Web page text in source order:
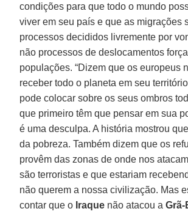
condições para que todo o mundo
viver em seu país e que as migrações
processos decididos livremente por
não processos de deslocamentos
populações. “Dizem que os europeus
receber todo o planeta em seu
pode colocar sobre os seus ombros
que primeiro têm que pensar em sua
é uma desculpa. A história mostrou
da pobreza. Também dizem que os
provêm das zonas de onde nos
são terroristas e que estariam
não querem a nossa civilização. Mas
contar que o Iraque não atacou a